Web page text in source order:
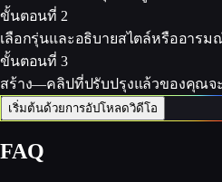
ขั้นตอนที่ 2
เลือกรุ่นและอธิบายสไตล์หรืออารม
ขั้นตอนที่ 3
สร้าง—คลิปที่ปรับปรุงแล้วของคุณจ
เริ่มต้นด้วยการอัปโหลดวิดีโอ
FAQ